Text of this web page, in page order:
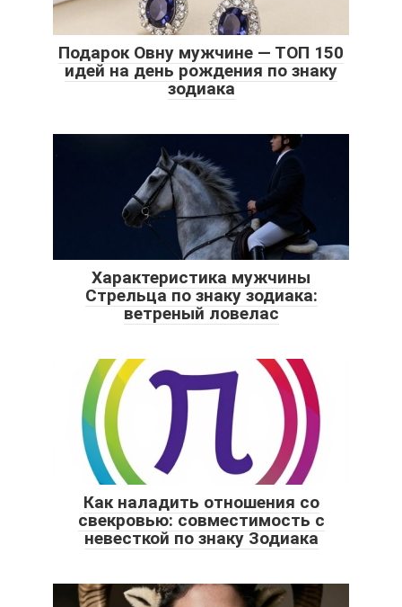
Подарок Овну мужчине — ТОП 150
идей на день рождения по знаку
зодиака
Характеристика мужчины
Стрельца по знаку зодиака:
ветреный ловелас
Как наладить отношения со
свекровью: совместимость с
невесткой по знаку Зодиака